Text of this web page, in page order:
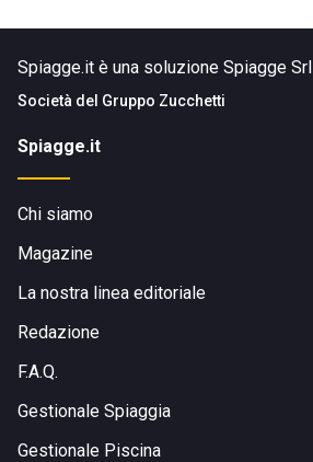
Spiagge.it è una soluzione Spiagge Srl
Società del Gruppo Zucchetti
Spiagge.it
Chi siamo
Magazine
La nostra linea editoriale
Redazione
F.A.Q.
Gestionale Spiaggia
Gestionale Piscina